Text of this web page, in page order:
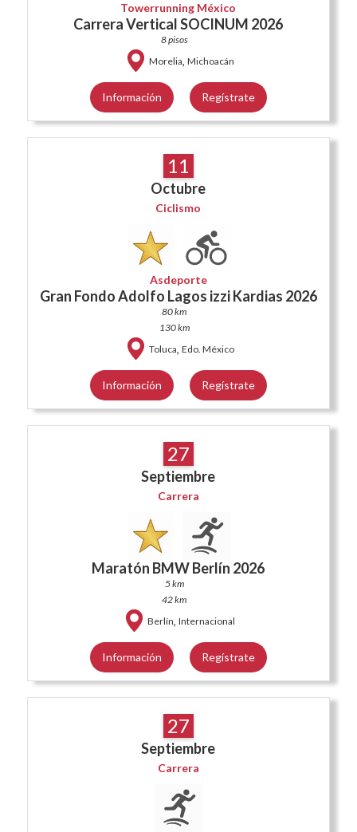
Towerrunning México
Carrera Vertical SOCINUM 2026
8 pisos
Morelia, Michoacán
Información Regístrate
11
Octubre
Ciclismo
Asdeporte
Gran Fondo Adolfo Lagos izzi Kardias 2026
80 km
130 km
Toluca, Edo. México
Información Regístrate
27
Septiembre
Carrera
Maratón BMW Berlín 2026
5 km
42 km
Berlín, Internacional
Información Regístrate
27
Septiembre
Carrera